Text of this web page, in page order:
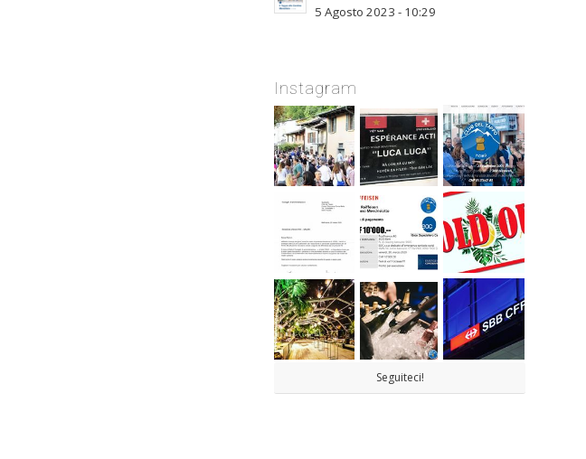
5 Agosto 2023 - 10:29
Instagram
Seguiteci!